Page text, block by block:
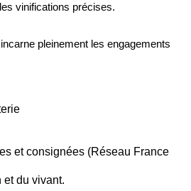
vinifications précises.
pleinement les engagements
et consignées (Réseau France
et du vivant.